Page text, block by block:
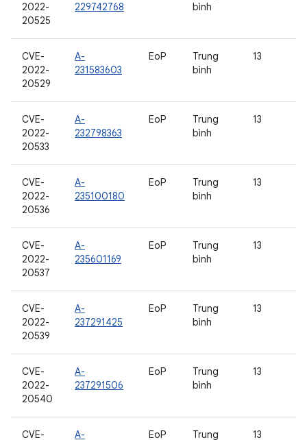
2022-
20525
229742768
bình
CVE-
2022-
20529
A-
231583603
EoP
Trung
bình
13
CVE-
2022-
20533
A-
232798363
EoP
Trung
bình
13
CVE-
2022-
20536
A-
235100180
EoP
Trung
bình
13
CVE-
2022-
20537
A-
235601169
EoP
Trung
bình
13
CVE-
2022-
20539
A-
237291425
EoP
Trung
bình
13
CVE-
2022-
20540
A-
237291506
EoP
Trung
bình
13
CVE-
A-
EoP
Trung
13